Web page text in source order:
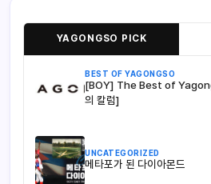
YAGONGSO PICK
BEST OF YAGONGSO
[BOY] The Best of
의 칼럼]
UNCATEGORIZED
메타포가 된 다이아몬드